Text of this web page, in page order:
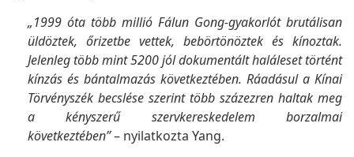
„1999 óta több millió Fálun Gong-gyakorlót brutálisan
üldöztek, őrizetbe vettek, bebörtönöztek és kínoztak.
Jelenleg több mint 5200 jól dokumentált haláleset történt
kínzás és bántalmazás következtében. Ráadásul a Kínai
Törvényszék becslése szerint több százezren haltak meg
a kényszerű szervkereskedelem borzalmai
következtében”– nyilatkozta Yang.